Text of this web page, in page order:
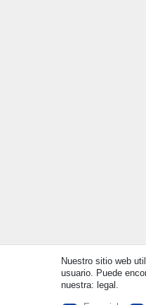
Nuestro sitio web
usuario. Puede
nuestra: legal.